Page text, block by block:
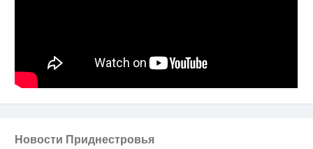
Новости Приднестровья